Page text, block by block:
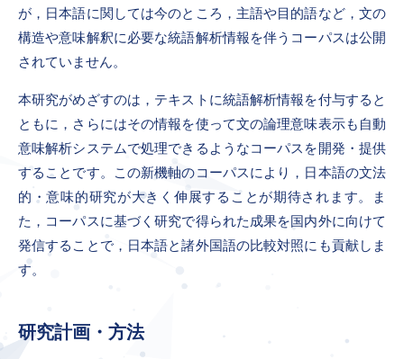
が，日本語に関しては今のところ，主語や目的語など，文の
構造や意味解釈に必要な統語解析情報を伴うコーパスは公開
されていません。
本研究がめざすのは，テキストに統語解析情報を付与すると
ともに，さらにはその情報を使って文の論理意味表示も自動
意味解析システムで処理できるようなコーパスを開発・提供
することです。この新機軸のコーパスにより，日本語の文法
的・意味的研究が大きく伸展することが期待されます。ま
た，コーパスに基づく研究で得られた成果を国内外に向けて
発信することで，日本語と諸外国語の比較対照にも貢献しま
す。
研究計画・方法